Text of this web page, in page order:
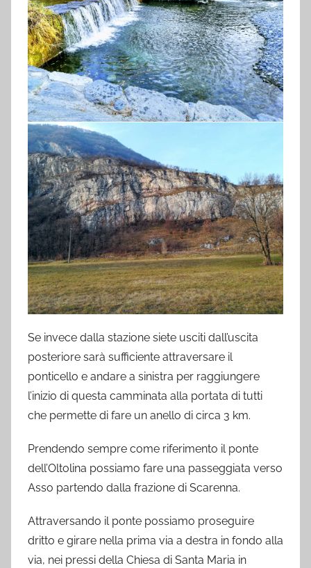
Se invece dalla stazione siete usciti dall’uscita
posteriore sarà sufficiente attraversare il
ponticello e andare a sinistra per raggiungere
l’inizio di questa camminata alla portata di tutti
che permette di fare un anello di circa 3 km.
Prendendo sempre come riferimento il ponte
dell’Oltolina possiamo fare una passeggiata verso
Asso partendo dalla frazione di Scarenna.
Attraversando il ponte possiamo proseguire
dritto e girare nella prima via a destra in fondo alla
via, nei pressi della Chiesa di Santa Maria in